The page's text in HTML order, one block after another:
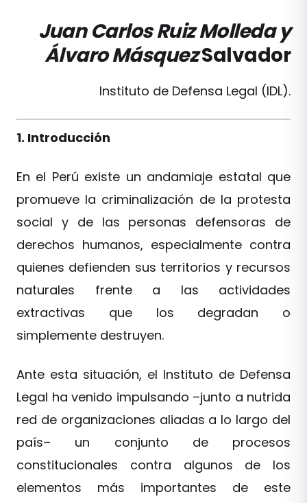
Juan Carlos Ruiz Molleda y
Álvaro MásquezSalvador
Instituto de Defensa Legal (IDL).
1. Introducción
En el Perú existe un andamiaje estatal que
promueve la criminalización de la protesta
social y de las personas defensoras de
derechos humanos, especialmente contra
quienes defienden sus territorios y recursos
naturales frente a las actividades
extractivas que los degradan o
simplemente destruyen.
Ante esta situación, el Instituto de Defensa
Legal ha venido impulsando –junto a nutrida
red de organizaciones aliadas a lo largo del
país– un conjunto de procesos
constitucionales contra algunos de los
elementos más importantes de este